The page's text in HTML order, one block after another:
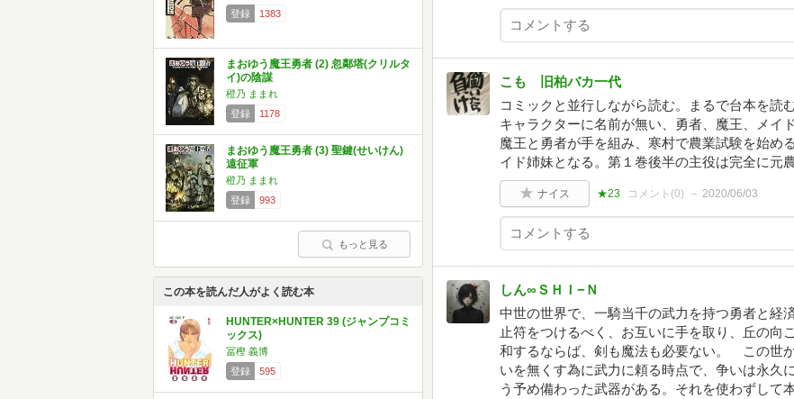
登録
1383
まおゆう魔王勇者 (2) 忽鄰塔(クリルタ
イ)の陰謀
橙乃 ままれ
登録
1178
まおゆう魔王勇者 (3) 聖鍵(せいけん)
遠征軍
橙乃 ままれ
登録
993
もっと見る
この本を読んだ人がよく読む本
HUNTER×HUNTER 39 (ジャンプコミ
ックス)
冨樫 義博
登録
595
こも 旧柏バカ一代
コミックと並行しながら読む。まるで台本を読
キャラクターに名前が無い、勇者、魔王、メイ
魔王と勇者が手を組み、寒村で農業試験を始め
イド姉妹となる。第１巻後半の主役は完全に元
ナイス ★23 コメント(0) 2020/06/03
しん∞ＳＨＩ−Ｎ
中世の世界で、一騎当千の武力を持つ勇者と経
止符をつけるべく、お互いに手を取り、丘の
和するならば、剣も魔法も必要ない。 この世
いを無くす為に武力に頼る時点で、争いは永久
う予め備わった武器がある。それを使わずして